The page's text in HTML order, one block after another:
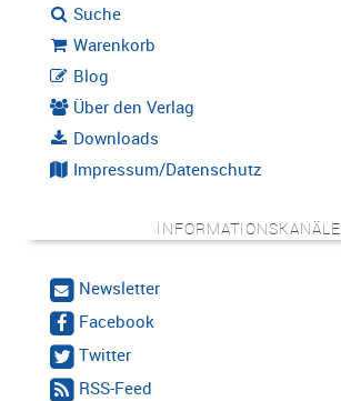
Suche
Warenkorb
Blog
Über den Verlag
Downloads
Impressum/Datenschutz
INFORMATIONSKANÄLE
Newsletter
Facebook
Twitter
RSS-Feed